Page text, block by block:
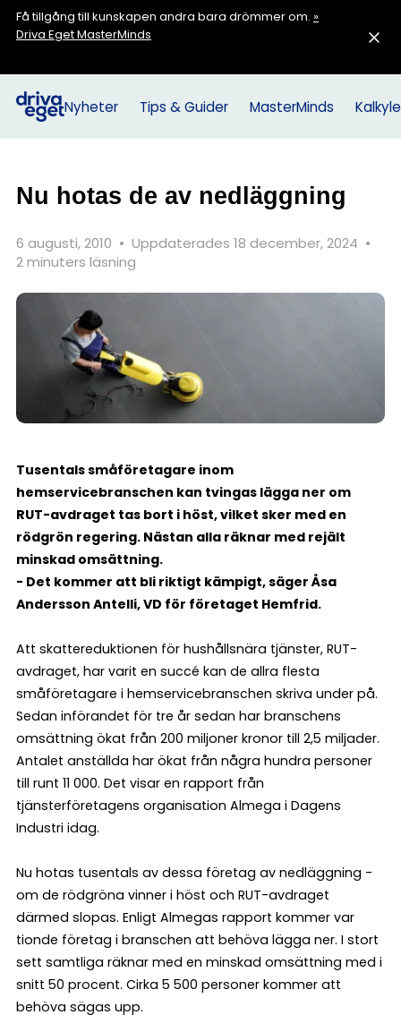
Få tillgång till kunskapen andra bara drömmer om. »
Driva Eget MasterMinds
Nyheter Tips & Guider MasterMinds
Nu hotas de av nedläggning
6 augusti, 2010 • Uppdaterades 18 december, 2024 •
2 minuters läsning
Tusentals småföretagare inom
hemservicebranschen kan tvingas lägga ner om
RUT-avdraget tas bort i höst, vilket sker med en
rödgrön regering. Nästan alla räknar med rejält
minskad omsättning.
- Det kommer att bli riktigt kämpigt, säger Åsa
Andersson Antelli, VD för företaget Hemfrid.
Att skattereduktionen för hushållsnära tjänster, RUT-
avdraget, har varit en succé kan de allra flesta
småföretagare i hemservicebranschen skriva under på.
Sedan införandet för tre år sedan har branschens
omsättning ökat från 200 miljoner kronor till 2,5 miljader.
Antalet anställda har ökat från några hundra personer
till runt 11 000. Det visar en rapport från
tjänsterföretagens organisation Almega i Dagens
Industri idag.
Nu hotas tusentals av dessa företag av nedläggning -
om de rödgröna vinner i höst och RUT-avdraget
därmed slopas. Enligt Almegas rapport kommer var
tionde företag i branschen att behöva lägga ner. I stort
sett samtliga räknar med en minskad omsättning med i
snitt 50 procent. Cirka 5 500 personer kommer att
behöva sägas upp.